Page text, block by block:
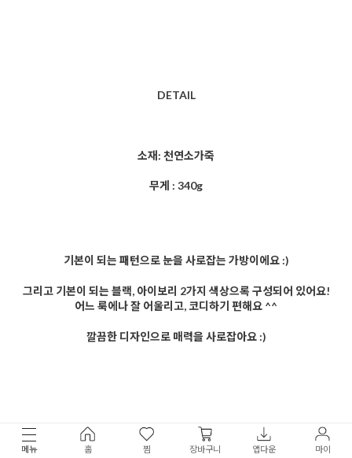
DETAIL
소재: 천연소가죽
무게 : 340g
기본이 되는 패턴으로 눈을 사로잡는 가방이에요 :)
그리고 기본이 되는 블랙, 아이보리 2가지 색상으록 구성되어 있어요!
어느 룩에나 잘 어울리고, 코디하기 편해요 ^^
깔끔한 디자인으로 매력을 사로잡아요 :)
메뉴 홈 찜 장바구니 앱다운 마이